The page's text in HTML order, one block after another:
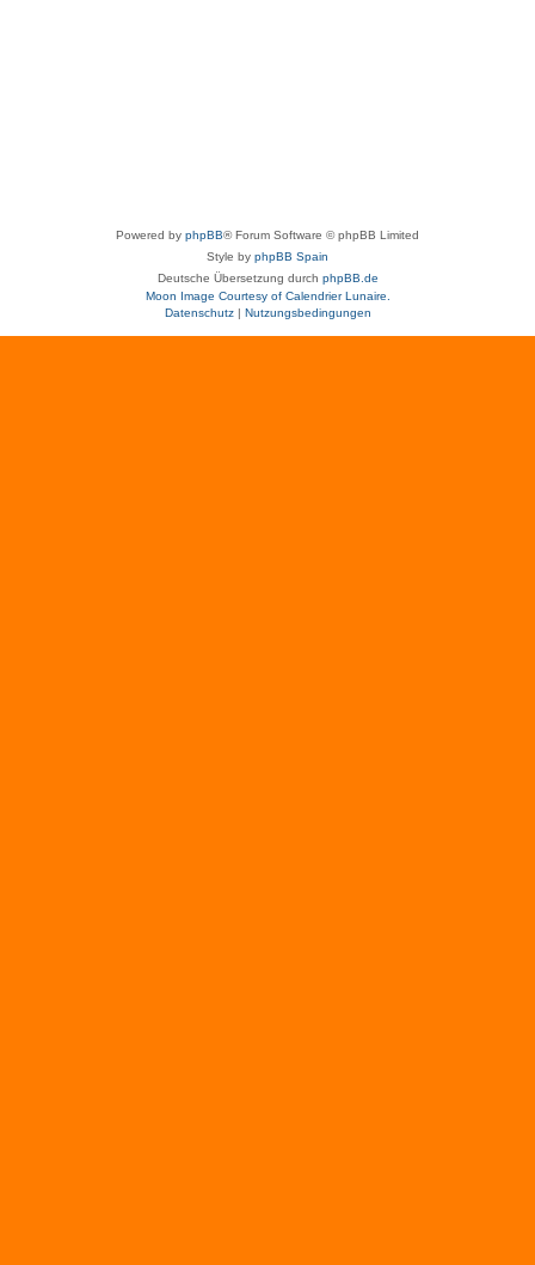
Powered by phpBB® Forum Software © phpBB Limited
Style by phpBB Spain
Deutsche Übersetzung durch phpBB.de
Moon Image Courtesy of Calendrier Lunaire.
Datenschutz| Nutzungsbedingungen